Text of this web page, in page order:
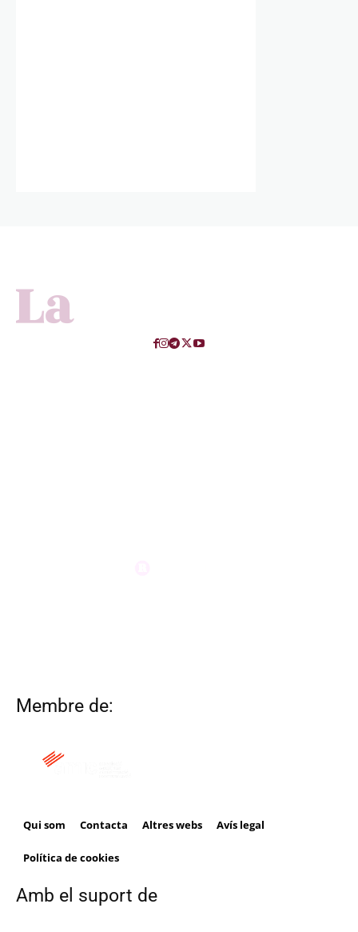
Membre de:
Qui som Contacta Altres webs Avís legal
Política de cookies
Amb el suport de